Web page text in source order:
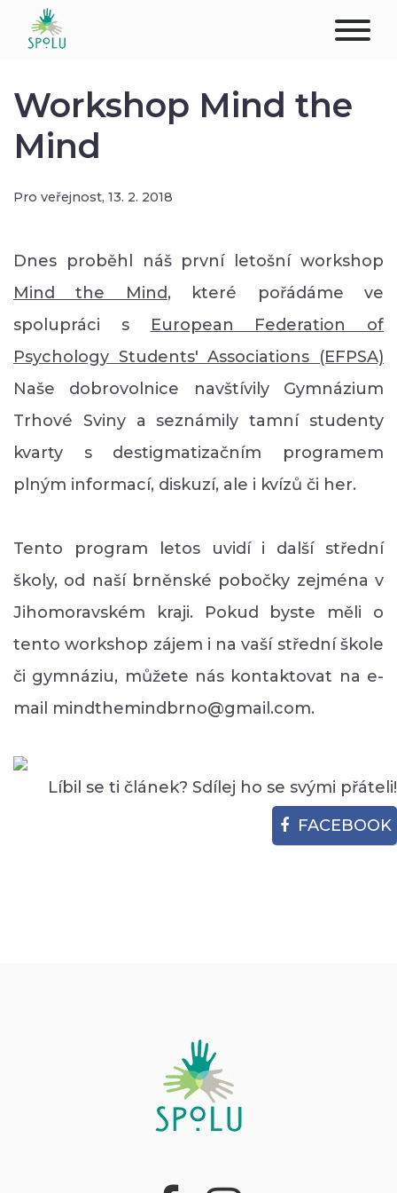
KONTAKT
KLIENTI
PROFESIONÁLOVÉ
STUDENTI
Workshop Mind the
Mind
Pro veřejnost, 13. 2. 2018
Dnes proběhl náš první letošní workshop
Mind the Mind, které pořádáme ve
spolupráci s
European Federation of
Psychology Students' Associations (EFPSA)
Naše dobrovolnice navštívily Gymnázium
Trhové Sviny a seznámily tamní studenty
kvarty s destigmatizačním programem
plným informací, diskuzí, ale i kvízů či her.
Tento program letos uvidí i další střední
školy, od naší brněnské pobočky zejména v
Jihomoravském kraji. Pokud byste měli o
tento workshop zájem i na vaší střední škole
či gymnáziu, můžete nás kontaktovat na e-
mail mindthemindbrno@gmail.com.
Líbil se ti článek? Sdílej ho se svými přáteli!
FACEBOOK